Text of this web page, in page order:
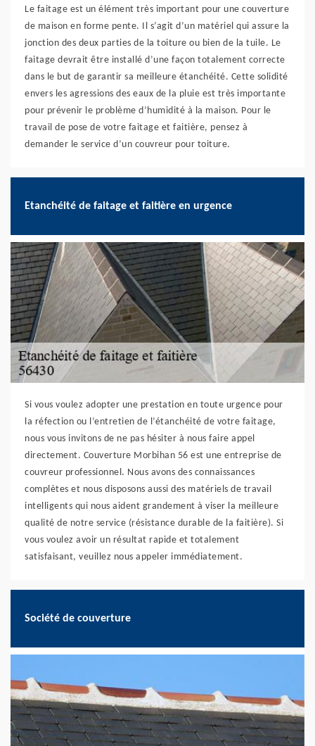
Le faitage est un élément très important pour une couverture
de maison en forme pente. Il s’agit d’un matériel qui assure la
jonction des deux parties de la toiture ou bien de la tuile. Le
faitage devrait être installé d’une façon totalement correcte
dans le but de garantir sa meilleure étanchéité. Cette solidité
envers les agressions des eaux de la pluie est très importante
pour prévenir le problème d’humidité à la maison. Pour le
travail de pose de votre faitage et faitière, pensez à
demander le service d’un couvreur pour toiture.
Etanchéité de faitage et faitière en urgence
Si vous voulez adopter une prestation en toute urgence pour
la réfection ou l’entretien de l’étanchéité de votre faitage,
nous vous invitons de ne pas hésiter à nous faire appel
directement. Couverture Morbihan 56 est une entreprise de
couvreur professionnel. Nous avons des connaissances
complètes et nous disposons aussi des matériels de travail
intelligents qui nous aident grandement à viser la meilleure
qualité de notre service (résistance durable de la faitière). Si
vous voulez avoir un résultat rapide et totalement
satisfaisant, veuillez nous appeler immédiatement.
Société de couverture